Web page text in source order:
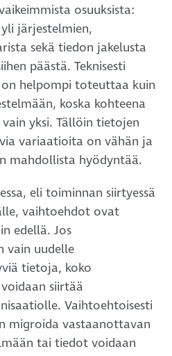
osuuksista:
järjestelmien,
sekä tiedon jakelusta
päästä. Teknisesti
helpompi toteuttaa kuin
koska kohteena
yksi. Tällöin tietojen
variaatioita on vähän ja
mahdollista hyödyntää.
eli toiminnan siirtyessä
vaihtoehdot ovat
edellä. Jos
vain uudelle
tietoja, koko
siirtää
Vaihtoehtoisesti
migroida vastaanottavan
tai tiedot voidaan